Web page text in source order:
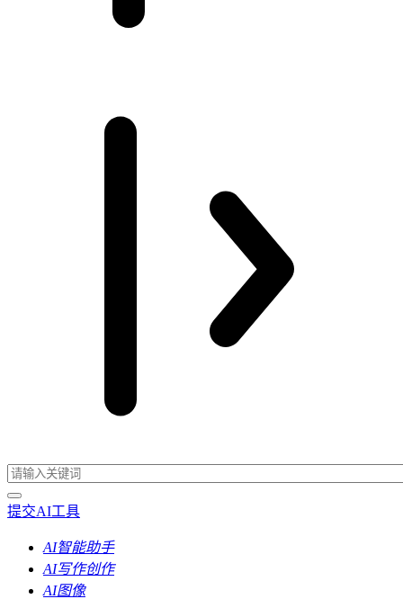
提交AI工具
AI智能助手
AI写作创作
AI图像